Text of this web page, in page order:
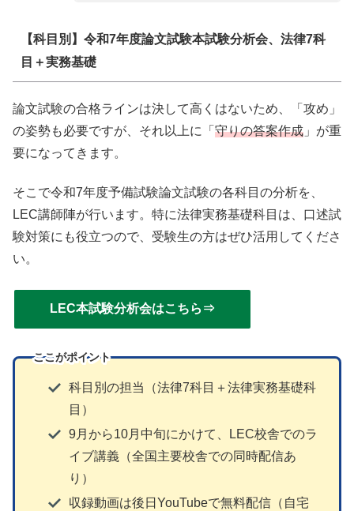
【科目別】令和7年度論文試験本試験分析会、法律7科
目＋実務基礎
論文試験の合格ラインは決して高くはないため、「攻め」
の姿勢も必要ですが、それ以上に「 守りの答案作成 」が重
要になってきます。
そこで令和7年度予備試験論文試験の各科目の分析を、
LEC講師陣が行います。特に法律実務基礎科目は、口述試
験対策にも役立つので、受験生の方はぜひ活用してくださ
い。
LEC本試験分析会はこちら⇒
ここがポイント
科目別の担当（法律7科目＋法律実務基礎科
目）
9月から10月中旬にかけて、LEC校舎でのラ
イブ講義（全国主要校舎での同時配信あ
り）
収録動画は後日YouTubeで無料配信（自宅